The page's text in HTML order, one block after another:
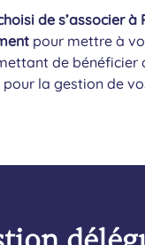
de s’associer à
pour mettre à
de bénéficier
la gestion de